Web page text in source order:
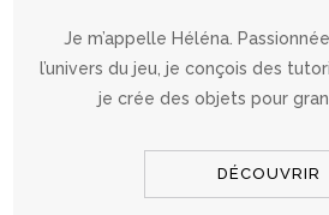
Je m’appelle Héléna.
l’univers du jeu, je conçois des
je crée des objets pour
DÉCOUVRIR